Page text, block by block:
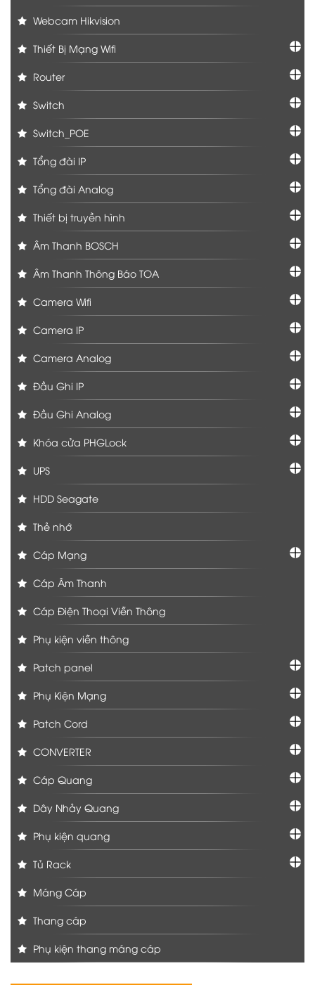
Webcam Hikvision
Thiết Bị Mạng Wifi
Router
Switch
Switch_POE
Tổng đài IP
Tổng đài Analog
Thiết bị truyền hình
Âm Thanh BOSCH
Âm Thanh Thông Báo TOA
Camera Wifi
Camera IP
Camera Analog
Đầu Ghi IP
Đầu Ghi Analog
Khóa cửa PHGLock
UPS
HDD Seagate
Thẻ nhớ
Cáp Mạng
Cáp Âm Thanh
Cáp Điện Thoại Viễn Thông
Phụ kiện viễn thông
Patch panel
Phụ Kiện Mạng
Patch Cord
CONVERTER
Cáp Quang
Dây Nhảy Quang
Phụ kiện quang
Tủ Rack
Máng Cáp
Thang cáp
Phụ kiện thang máng cáp